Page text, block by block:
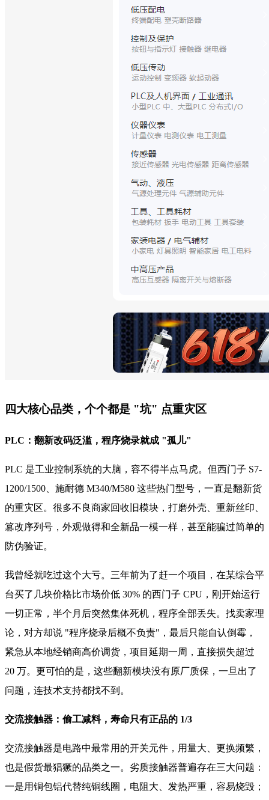
四大核心品类，个个都是 "坑" 点重灾区
PLC：翻新改码泛滥，程序烧录就成 "孤儿"
PLC 是工业控制系统的大脑，容不得半点马虎。但西门子 S7-
1200/1500、施耐德 M340/M580 这些热门型号，一直是翻新货
的重灾区。很多不良商家回收旧模块，打磨外壳、重新丝印、
篡改序列号，外观做得和全新品一模一样，甚至能骗过简单的
防伪验证。
我曾经就吃过这个大亏。三年前为了赶一个项目，在某综合平
台买了几块价格比市场价低 30% 的西门子 CPU，刚开始运行
一切正常，半个月后突然集体死机，程序全部丢失。找卖家理
论，对方却说 "程序烧录后概不负责"，最后只能自认倒霉，
紧急从本地经销商高价调货，项目延期一周，直接损失超过
20 万。更可怕的是，这些翻新模块没有原厂质保，一旦出了
问题，连技术支持都找不到。
交流接触器：偷工减料，寿命只有正品的 1/3
交流接触器是电路中最常用的开关元件，用量大、更换频繁，
也是假货最猖獗的品类之一。劣质接触器普遍存在三大问题：
一是用铜包铝代替纯铜线圈，电阻大、发热严重，容易烧毁；